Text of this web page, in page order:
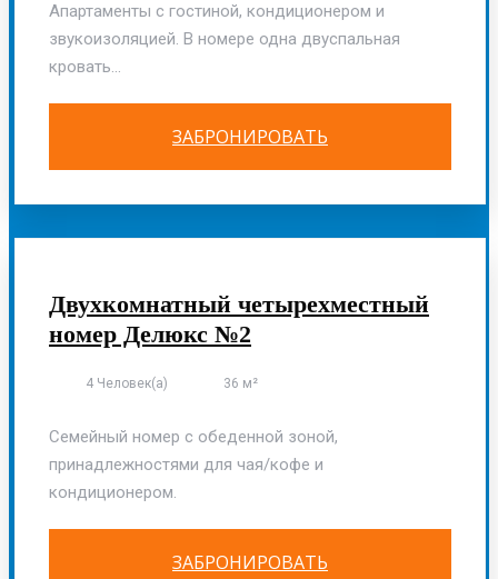
Апартаменты с гостиной, кондиционером и
звукоизоляцией. В номере одна двуспальная
кровать...
ЗАБРОНИРОВАТЬ
Двухкомнатный четырехместный
номер Делюкс №2
4 Человек(а) 36 м²
Семейный номер с обеденной зоной,
принадлежностями для чая/кофе и
кондиционером.
ЗАБРОНИРОВАТЬ